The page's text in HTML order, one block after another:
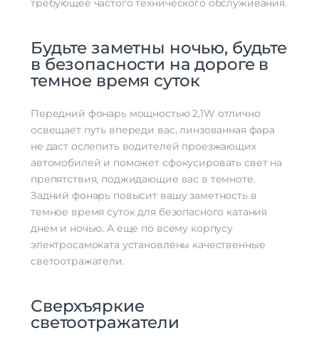
требующее частого технического обслуживания.
Будьте заметны ночью, будьте
в безопасности на дороге в
темное время суток
Передний фонарь мощностью 2,1W отлично
освещает путь впереди вас, линзованная фара
не даст ослепить водителей проезжающих
автомобилей и поможет сфокусировать свет на
препятствия, поджидающие вас в темноте.
Задний фонарь повысит вашу заметность в
темное время суток для безопасного катания
днем и ночью. А еще по всему корпусу
электросамоката установлены качественные
светоотражатели.
Сверхъяркие
светоотражатели